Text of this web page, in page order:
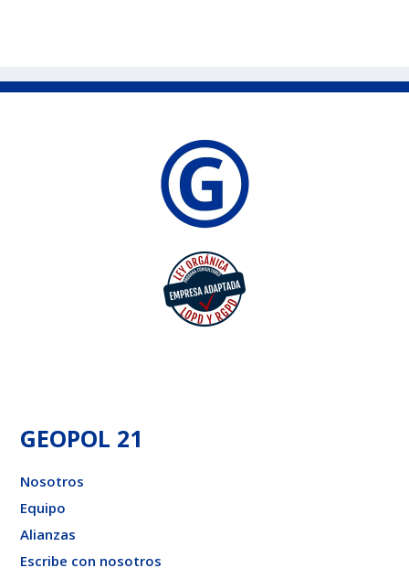
GEOPOL 21
Nosotros
Equipo
Alianzas
Escribe con nosotros